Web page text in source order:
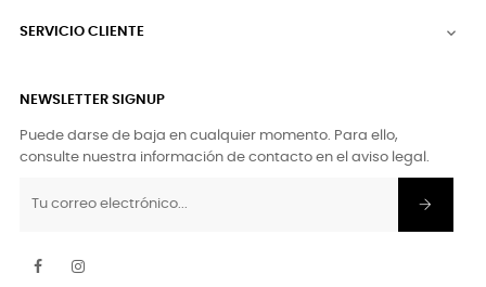
SERVICIO CLIENTE 
NEWSLETTER SIGNUP
Puede darse de baja en cualquier momento. Para ello,
consulte nuestra información de contacto en el aviso legal.
Facebook